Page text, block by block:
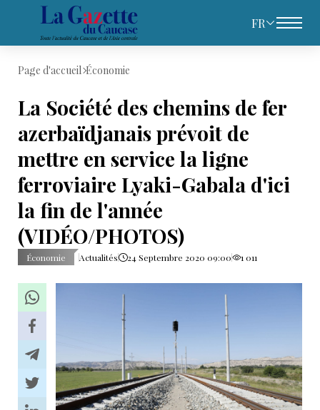
FR
Page d'accueil Économie
La Société des chemins de fer
azerbaïdjanais prévoit de
mettre en service la ligne
ferroviaire Lyaki-Gabala d'ici
la fin de l'année
(VIDÉO/PHOTOS)
Économie Actualités 24 Septembre 2020 09:00 1 011